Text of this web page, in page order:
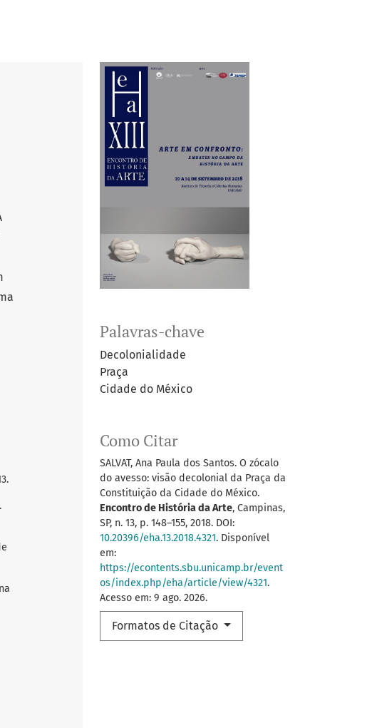
Palavras-chave
Decolonialidade
Praça
Cidade do México
Como Citar
SALVAT, Ana Paula dos Santos. O zócalo
do avesso: visão decolonial da Praça da
Constituição da Cidade do México.
Encontro de História da Arte, Campinas,
SP, n. 13, p. 148–155, 2018. DOI:
10.20396/eha.13.2018.4321. Disponível
em:
https://econtents.sbu.unicamp.br/event
os/index.php/eha/article/view/4321.
Acesso em: 9 ago. 2026.
Formatos de Citação